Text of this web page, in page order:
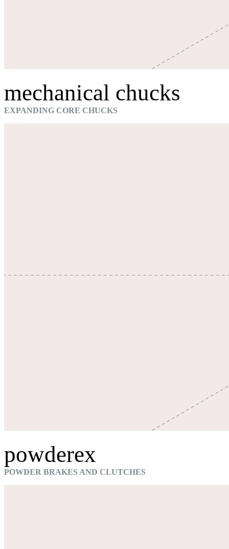
mechanical chucks
EXPANDING CORE CHUCKS
powderex
POWDER BRAKES AND CLUTCHES